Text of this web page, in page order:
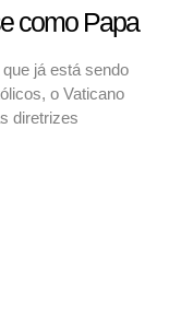
como Papa
já está sendo
o Vaticano
diretrizes